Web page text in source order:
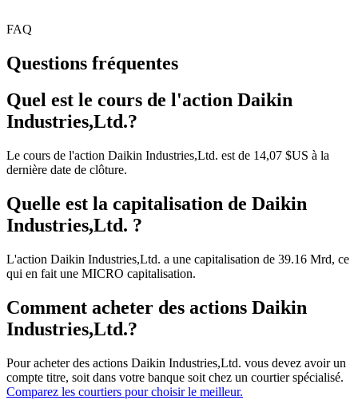
FAQ
Questions fréquentes
Quel est le cours de l'action Daikin
Industries,Ltd.?
Le cours de l'action Daikin Industries,Ltd. est de 14,07 $US à la
dernière date de clôture.
Quelle est la capitalisation de Daikin
Industries,Ltd. ?
L'action Daikin Industries,Ltd. a une capitalisation de 39.16 Mrd, ce
qui en fait une MICRO capitalisation.
Comment acheter des actions Daikin
Industries,Ltd.?
Pour acheter des actions Daikin Industries,Ltd. vous devez avoir un
compte titre, soit dans votre banque soit chez un courtier spécialisé.
Comparez les courtiers pour choisir le meilleur.